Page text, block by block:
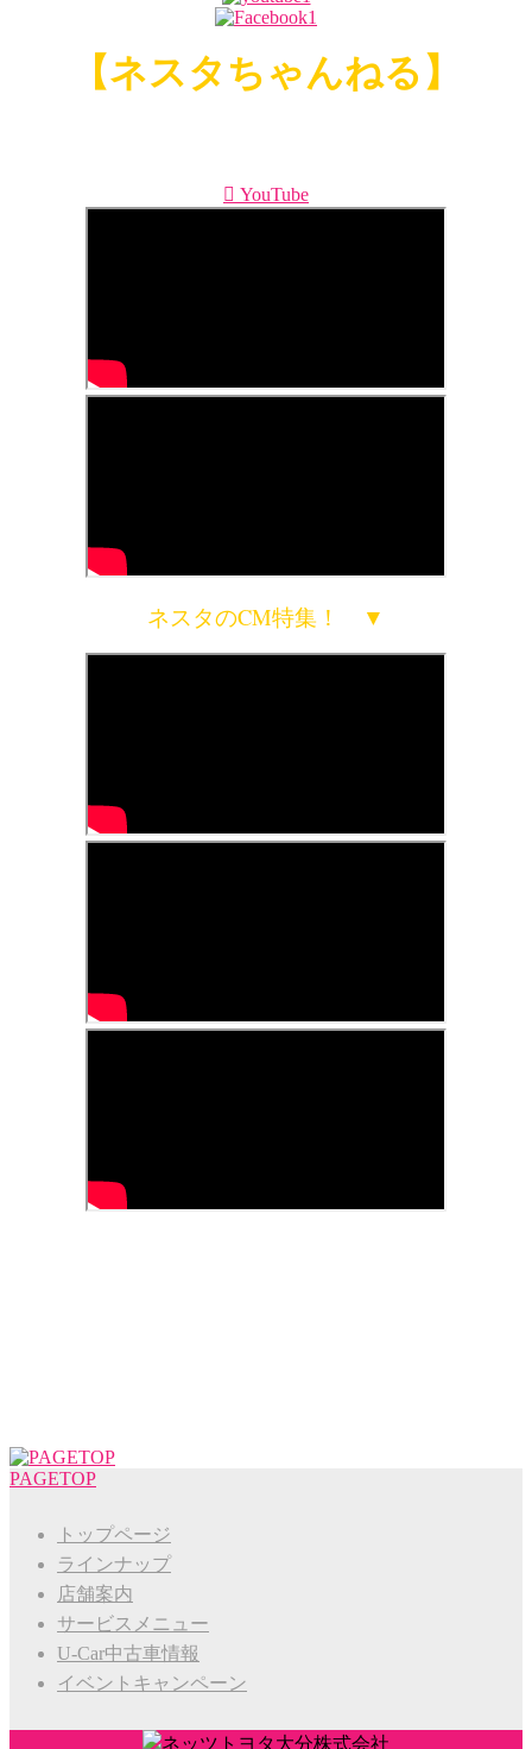
【ネスタちゃんねる】
YouTube
ネスタのCM特集！ ▼
PAGETOP
トップページ
ラインナップ
店舗案内
サービスメニュー
U-Car中古車情報
イベントキャンペーン